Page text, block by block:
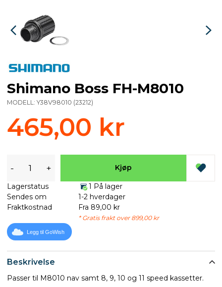
Beskrivelse
Passer til M8010 nav samt 8, 9, 10 og 11 speed kassetter.
Shimano Boss FH-M8010
MODELL: Y38V98010 (23212)
465,00 kr
- + Kjøp
Lagerstatus
1 På lager
Sendes om
1-2 hverdager
Fraktkostnad
Fra 89,00 kr
* Gratis frakt over 899,00 kr
Legg til GoWish